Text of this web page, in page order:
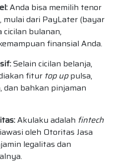
Anda bisa memilih tenor
mulai dari PayLater (bayar
cicilan bulanan,
finansial Anda.
Selain cicilan belanja,
fitur top uppulsa,
bahkan pinjaman
Akulaku adalah fintech
oleh Otoritas Jasa
legalitas dan